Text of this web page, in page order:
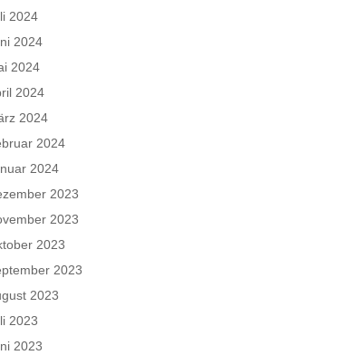
2024
2024
2024
2024
2024
2024
2024
2023
2023
2023
2023
2023
2023
2023